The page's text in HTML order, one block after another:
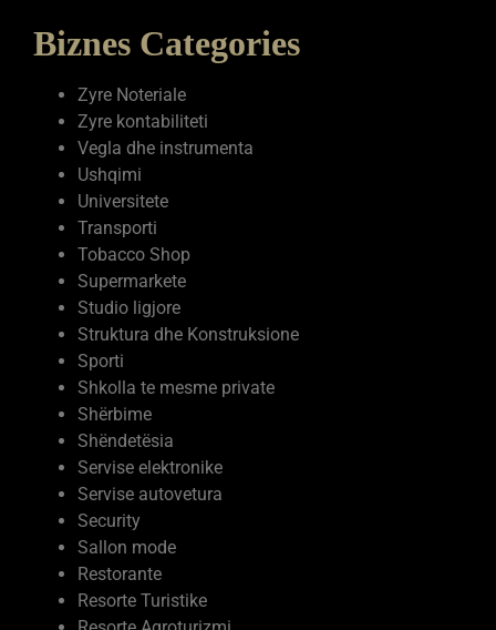
Biznes Categories
Zyre Noteriale
Zyre kontabiliteti
Vegla dhe instrumenta
Ushqimi
Universitete
Transporti
Tobacco Shop
Supermarkete
Studio ligjore
Struktura dhe Konstruksione
Sporti
Shkolla te mesme private
Shërbime
Shëndetësia
Servise elektronike
Servise autovetura
Security
Sallon mode
Restorante
Resorte Turistike